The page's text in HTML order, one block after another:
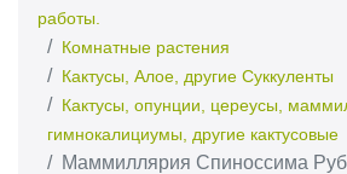
работы.
Комнатные растения
Кактусы, Алое, другие Суккуленты
Кактусы, опунции, цереусы,
гимнокалициумы, другие кактусовые
Маммиллярия Спиноссима